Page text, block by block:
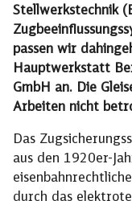
Stellwerkstechnik
passen wir
Hauptwerkstatt
GmbH an. Die
Arbeiten nicht
Das
aus den 1920er-
durch das